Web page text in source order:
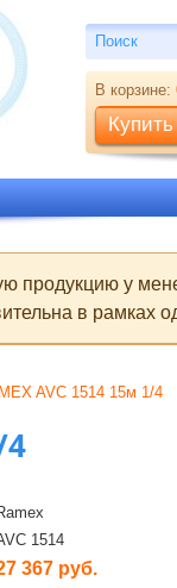
Поиск
продукцию у
в рамках
AVC 1514 15м 1/4
1514
367 руб.
Поиск
В корзине:
Купить